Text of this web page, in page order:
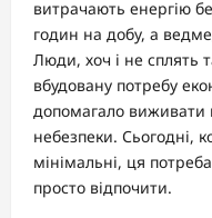
витрачають енергію
годин на добу, а
Люди, хоч і не сплять
вбудовану потребу
допомагало виживати
небезпеки. Сьогодні,
мінімальні, ця
просто відпочити.